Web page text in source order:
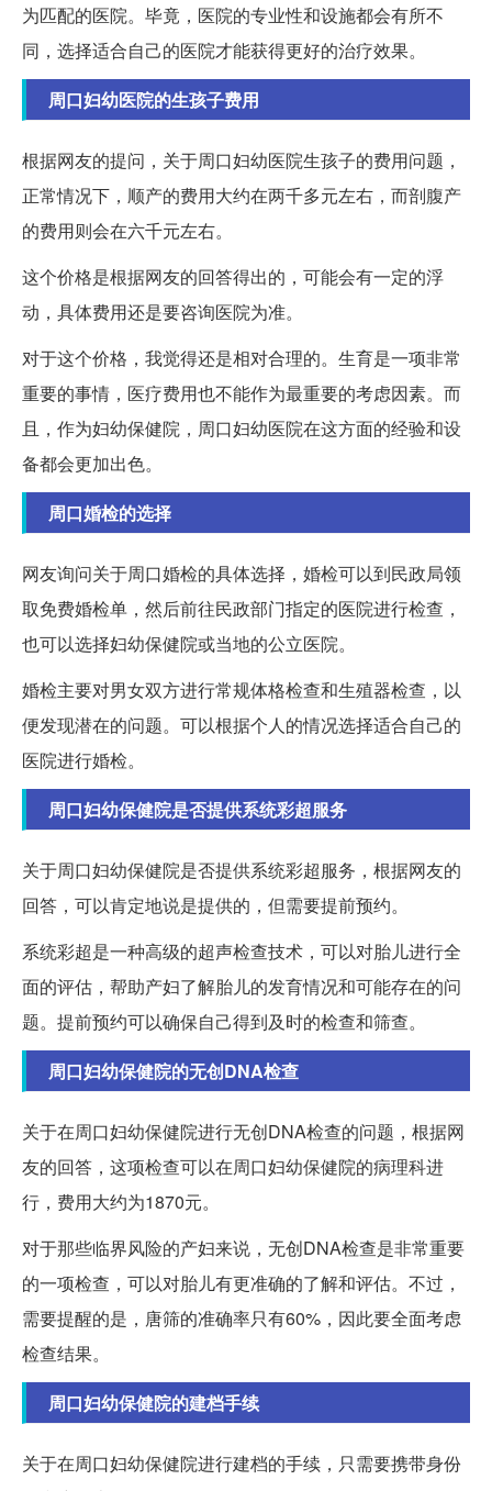
为匹配的医院。毕竟，医院的专业性和设施都会有所不
同，选择适合自己的医院才能获得更好的治疗效果。
周口妇幼医院的生孩子费用
根据网友的提问，关于周口妇幼医院生孩子的费用问题，
正常情况下，顺产的费用大约在两千多元左右，而剖腹产
的费用则会在六千元左右。
这个价格是根据网友的回答得出的，可能会有一定的浮
动，具体费用还是要咨询医院为准。
对于这个价格，我觉得还是相对合理的。生育是一项非常
重要的事情，医疗费用也不能作为最重要的考虑因素。而
且，作为妇幼保健院，周口妇幼医院在这方面的经验和设
备都会更加出色。
周口婚检的选择
网友询问关于周口婚检的具体选择，婚检可以到民政局领
取免费婚检单，然后前往民政部门指定的医院进行检查，
也可以选择妇幼保健院或当地的公立医院。
婚检主要对男女双方进行常规体格检查和生殖器检查，以
便发现潜在的问题。可以根据个人的情况选择适合自己的
医院进行婚检。
周口妇幼保健院是否提供系统彩超服务
关于周口妇幼保健院是否提供系统彩超服务，根据网友的
回答，可以肯定地说是提供的，但需要提前预约。
系统彩超是一种高级的超声检查技术，可以对胎儿进行全
面的评估，帮助产妇了解胎儿的发育情况和可能存在的问
题。提前预约可以确保自己得到及时的检查和筛查。
周口妇幼保健院的无创DNA检查
关于在周口妇幼保健院进行无创DNA检查的问题，根据网
友的回答，这项检查可以在周口妇幼保健院的病理科进
行，费用大约为1870元。
对于那些临界风险的产妇来说，无创DNA检查是非常重要
的一项检查，可以对胎儿有更准确的了解和评估。不过，
需要提醒的是，唐筛的准确率只有60%，因此要全面考虑
检查结果。
周口妇幼保健院的建档手续
关于在周口妇幼保健院进行建档的手续，只需要携带身份